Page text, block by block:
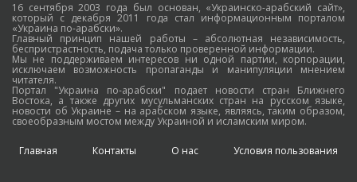
16 сентября 2003 года был основан, «Украинско-арабский сайт»,
который с декабря 2011 года стал информационным порталом
«Украина по-арабски».
Главный принцип нашей работы – абсолютная независимость,
беспристрастность, подача только проверенной информации.
Мы не поддерживаем интересов ни одной партии, корпорации,
исключаем возможность пропаганды и манипуляции мнением
читателя.
Портал "Украина по-арабски" подает новости стран Ближнего
Востока, а также других мусульманских стран на русском языке,
новости об Украине – на арабском языке, являясь, таким образом,
своеобразным мостом между Украиной и исламским миром.
Главная Контакты О нас Условия пользования